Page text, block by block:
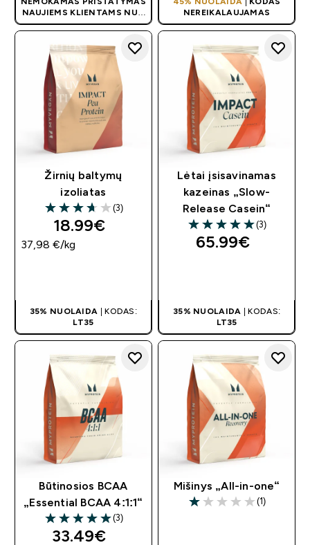
NAUJIEMS KLIENTAMS NUO
40 €| AKCIJA TAIKOMA
NEREIKALAUJAMAS
Žirnių baltymų
izoliatas
3.67 out of 5 stars
(3)
18.99€‎
37,98 €‎/kg
35% NUOLAIDA | KODAS:
LT35
Lėtai įsisavinamas
kazeinas „Slow-
Release Casein“
5 out of 5 stars
(3)
65.99€‎
35% NUOLAIDA | KODAS:
LT35
Būtinosios BCAA
„Essential BCAA 4:1:1“
5 out of 5 stars
(3)
33.49€‎
Mišinys „All-in-one“
1 out of 5 stars
(1)